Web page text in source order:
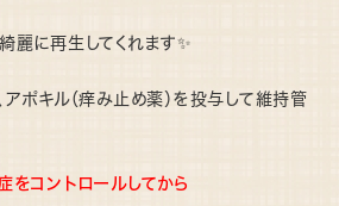
麗に再生してくれます✨
ポキル（痒み止め薬）を投与して維持管
をコントロールしてから